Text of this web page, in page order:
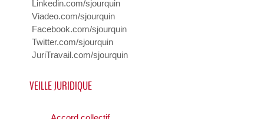
Linkedin.com/sjourquin
Viadeo.com/sjourquin
Facebook.com/sjourquin
Twitter.com/sjourquin
JuriTravail.com/sjourquin
VEILLE JURIDIQUE